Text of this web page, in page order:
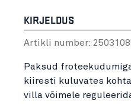
KIRJELDUS
Artikli number:
Paksud
kiiresti kuluvates
villa võimele